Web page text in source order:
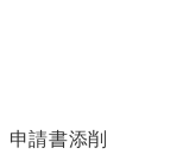
申請書添削